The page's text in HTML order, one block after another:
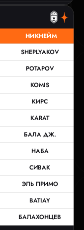
НИКНЕЙМ
SHEPLYAKOV
POTAPOV
KOMIS
КИРС
KARAT
БАЛА ДЖ.
НАБА
СИВАК
ЭЛЬ ПРИМО
BATIAY
БАЛАХОНЦЕВ